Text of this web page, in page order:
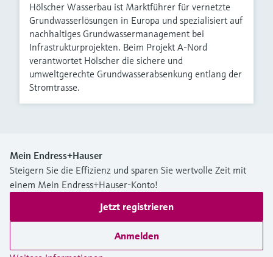
Hölscher Wasserbau ist Marktführer für vernetzte
Grundwasserlösungen in Europa und spezialisiert auf
nachhaltiges Grundwassermanagement bei
Infrastrukturprojekten. Beim Projekt A-Nord
verantwortet Hölscher die sichere und
umweltgerechte Grundwasserabsenkung entlang der
Stromtrasse.
Mein Endress+Hauser
Steigern Sie die Effizienz und sparen Sie wertvolle Zeit mit
einem Mein Endress+Hauser-Konto!
Jetzt registrieren
Anmelden